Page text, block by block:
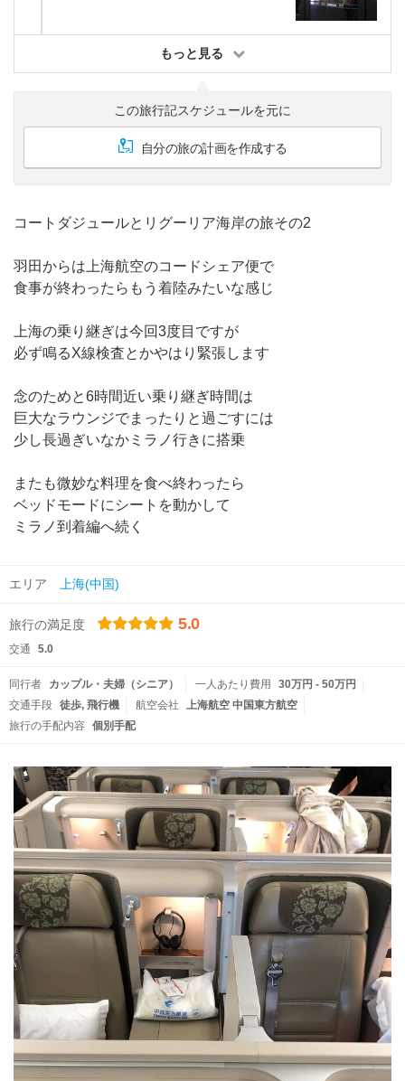
もっと見る
この旅行記スケジュールを元に
自分の旅の計画を作成する
コートダジュールとリグーリア海岸の旅その2
羽田からは上海航空のコードシェア便で
食事が終わったらもう着陸みたいな感じ
上海の乗り継ぎは今回3度目ですが
必ず鳴るX線検査とかやはり緊張します
念のためと6時間近い乗り継ぎ時間は
巨大なラウンジでまったりと過ごすには
少し長過ぎいなかミラノ行きに搭乗
またも微妙な料理を食べ終わったら
ベッドモードにシートを動かして
ミラノ到着編へ続く
エリア 上海(中国)
旅行の満足度 5.0
交通 5.0
同行者 カップル・夫婦（シニア） 一人あたり費用
30万円 - 50万円
交通手段 徒歩 飛行機 航空会社
上海航空 中国東方航空
旅行の手配内容
個別手配